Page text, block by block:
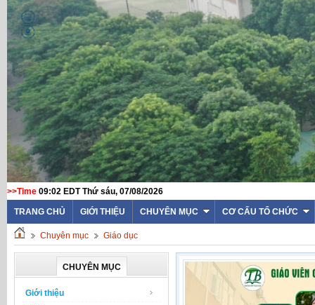
>>Time 09:02 EDT Thứ sáu, 07/08/2026
TRANG CHỦ GIỚI THIỆU CHUYÊN MỤC CƠ CẤU TỔ CHỨC
Chuyên mục Giáo dục
CHUYÊN MỤC
Giới thiệu